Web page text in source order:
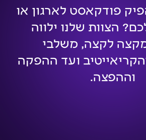
פודקאסט לארגון או
הצוות שלנו ילווה
לקצה, משלבי
ועד ההפקה
וההפצה.